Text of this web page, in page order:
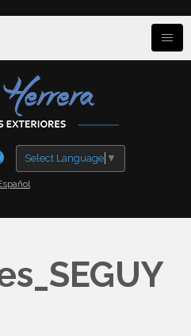
Select Language ▼